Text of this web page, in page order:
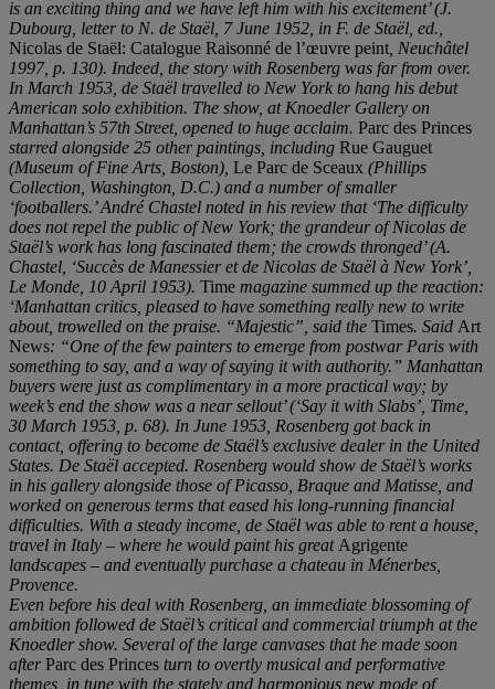
is an exciting thing and we have left him with his excitement’(J.
Dubourg, letter to N. de Staël, 7 June 1952, in F. de Staël, ed.,
Nicolas de Staël: Catalogue Raisonné de l’œuvre peint , Neuchâtel
1997, p. 130). Indeed, the story with Rosenberg was far from over.
In March 1953, de Staël travelled to New York to hang his debut
American solo exhibition. The show, at Knoedler Gallery on
Manhattan’s 57th Street, opened to huge acclaim. Parc des Princes
starred alongside 25 other paintings, including Rue Gauguet
(Museum of Fine Arts, Boston), Le Parc de Sceaux (Phillips
Collection, Washington, D.C.) and a number of smaller
‘footballers.’ AndréChastel noted in his review that ‘The difficulty
does not repel the public of New York; the grandeur of Nicolas de
Staël’s work has long fascinated them; the crowds thronged’(A.
Chastel, ‘Succès de Manessier et de Nicolas de Staël à New York’
Le Monde, 10 April 1953). Time magazine summed up the reaction:
‘Manhattan critics, pleased to have something really new to write
about, trowelled on the praise. “Majestic” , said the Times. Said Art
News: “One of the few painters to emerge from postwar Paris with
something to say, and a way of saying it with authority.” Manhattan
buyers were just as complimentary in a more practical way; by
week’s end the show was a near sellout’(‘Say it with Slabs’ Time
30 March 1953, p. 68). In June 1953, Rosenberg got back in
contact, offering to become de Staël’s exclusive dealer in the United
States. De Staël accepted. Rosenberg would show de Staël’s works
in his gallery alongside those of Picasso, Braque and Matisse, and
worked on generous terms that eased his long-running financial
difficulties. With a steady income, de Staël was able to rent a house,
travel in Italy – where he would paint his great Agrigente
landscapes – and eventually purchase a chateau in Ménerbes,
Provence.
Even before his deal with Rosenberg, an immediate blossoming of
ambition followed de Staël’s critical and commercial triumph at the
Knoedler show. Several of the large canvases that he made soon
afterParc des Princes turn to overtly musical and performative
themes, in tune with the stately and harmonious new mode of